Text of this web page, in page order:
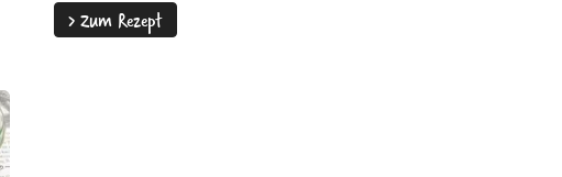
>Zum Rezept